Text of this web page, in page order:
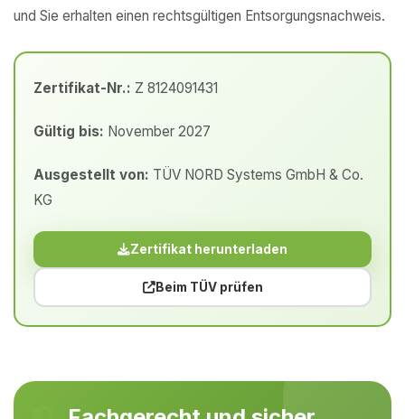
und Sie erhalten einen rechtsgültigen Entsorgungsnachweis.
Zertifikat-Nr.: Z 8124091431
Gültig bis: November 2027
Ausgestellt von: TÜV NORD Systems GmbH & Co.
KG
Zertifikat herunterladen
Beim TÜV prüfen